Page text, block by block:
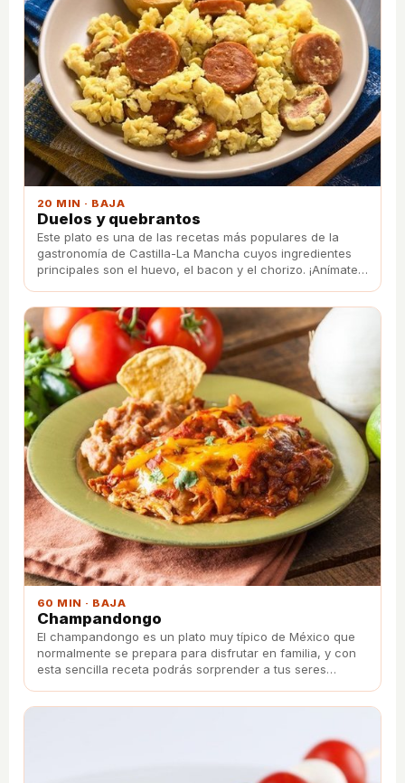
20 MIN · BAJA
Duelos y quebrantos
Este plato es una de las recetas más populares de la
gastronomía de Castilla-La Mancha cuyos ingredientes
principales son el huevo, el bacon y el chorizo. ¡Anímate
60 MIN · BAJA
Champandongo
El champandongo es un plato muy típico de México que
normalmente se prepara para disfrutar en familia, y con
esta sencilla receta podrás sorprender a tus seres